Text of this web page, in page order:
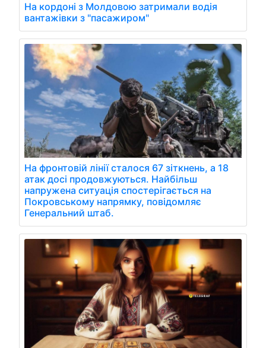
На кордоні з Молдовою затримали водія
вантажівки з "пасажиром"
На фронтовій лінії сталося 67 зіткнень, а 18
атак досі продовжуються. Найбільш
напружена ситуація спостерігається на
Покровському напрямку, повідомляє
Генеральний штаб.